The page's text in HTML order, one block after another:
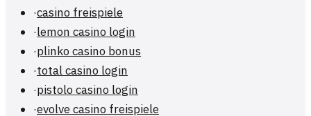
·casino freispiele
·lemon casino login
·plinko casino bonus
·total casino login
·pistolo casino login
·evolve casino freispiele